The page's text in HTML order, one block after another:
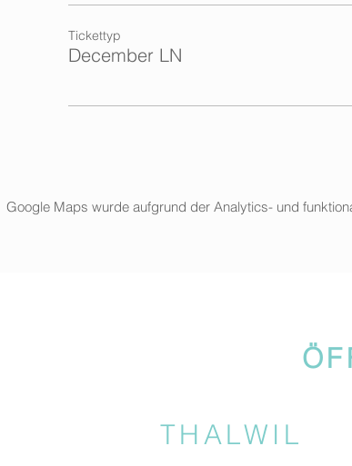
Tickettyp
December LN
Google Maps wurde aufgrund der Analytics- und
THALWIL